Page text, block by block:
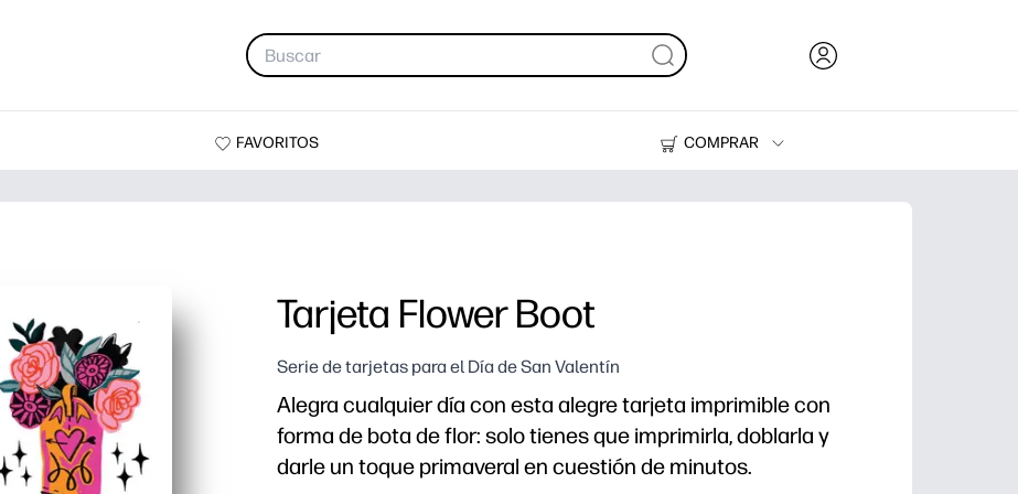
FAVORITOS
COMPRAR
Impresoras
Tarjeta Flower Boot
Serie de tarjetas para el Día de San Valentín
Alegra cualquier día con esta alegre tarjeta imprimible con
forma de bota de flor: solo tienes que imprimirla, doblarla y
darle un toque primaveral en cuestión de minutos.